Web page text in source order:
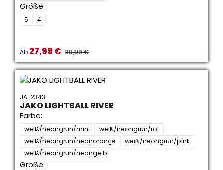
Größe:
5 4
Verkaufspreis:
Ab 27,99 € REGULÄRER PREIS:
39,99 €
JA-2343
JAKO LIGHTBALL RIVER
Farbe:
weiß/neongrün/mint
weiß/neongrün/rot
weiß/neongrün/neonorange
weiß/neongrün/pink
weiß/neongrün/neongelb
Größe: